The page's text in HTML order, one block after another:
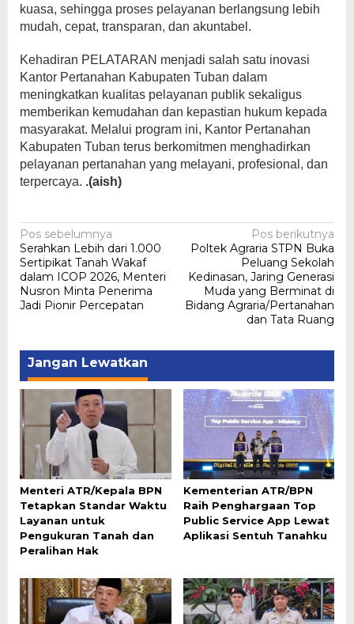
kuasa, sehingga proses pelayanan berlangsung lebih
mudah, cepat, transparan, dan akuntabel.
Kehadiran PELATARAN menjadi salah satu inovasi
Kantor Pertanahan Kabupaten Tuban dalam
meningkatkan kualitas pelayanan publik sekaligus
memberikan kemudahan dan kepastian hukum kepada
masyarakat. Melalui program ini, Kantor Pertanahan
Kabupaten Tuban terus berkomitmen menghadirkan
pelayanan pertanahan yang melayani, profesional, dan
terpercaya. .(aish)
Navigasi
pos
Pos sebelumnya
Serahkan Lebih dari 1.000
Sertipikat Tanah Wakaf
dalam ICOP 2026, Menteri
Nusron Minta Penerima
Jadi Pionir Percepatan
Pos berikutnya
Poltek Agraria STPN Buka
Peluang Sekolah
Kedinasan, Jaring Generasi
Muda yang Berminat di
Bidang Agraria/Pertanahan
dan Tata Ruang
Jangan Lewatkan
Menteri ATR/Kepala BPN
Tetapkan Standar Waktu
Layanan untuk
Pengukuran Tanah dan
Peralihan Hak
Kementerian ATR/BPN
Raih Penghargaan Top
Public Service App Lewat
Aplikasi Sentuh Tanahku